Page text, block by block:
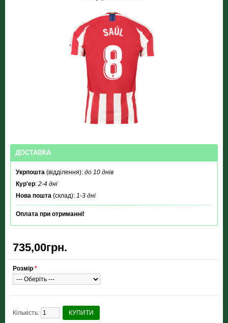
ДОСТАВКА
Укрпошта (відділення): до 10 днів
Кур'ер: 2-4 дні
Нова пошта (склад): 1-3 дні
Оплата при отриманні!
735,00грн.
Розмір *
Кількість: КУПИТИ